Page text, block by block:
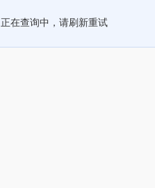
正在查询中，请刷新重试